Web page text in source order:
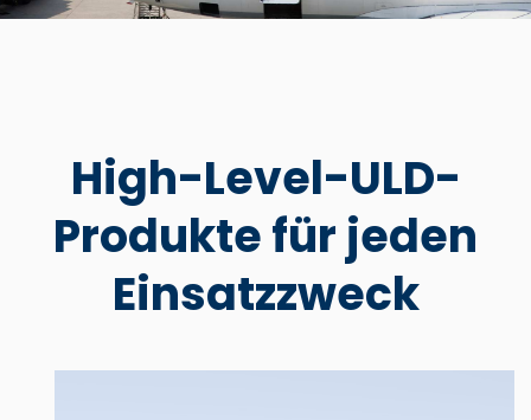
High-Level-ULD-
Produkte für jeden
Einsatzzweck